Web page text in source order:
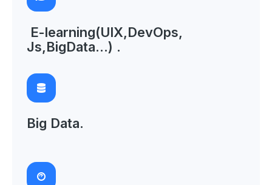
E-learning(UIX,DevOps,
Big Data.